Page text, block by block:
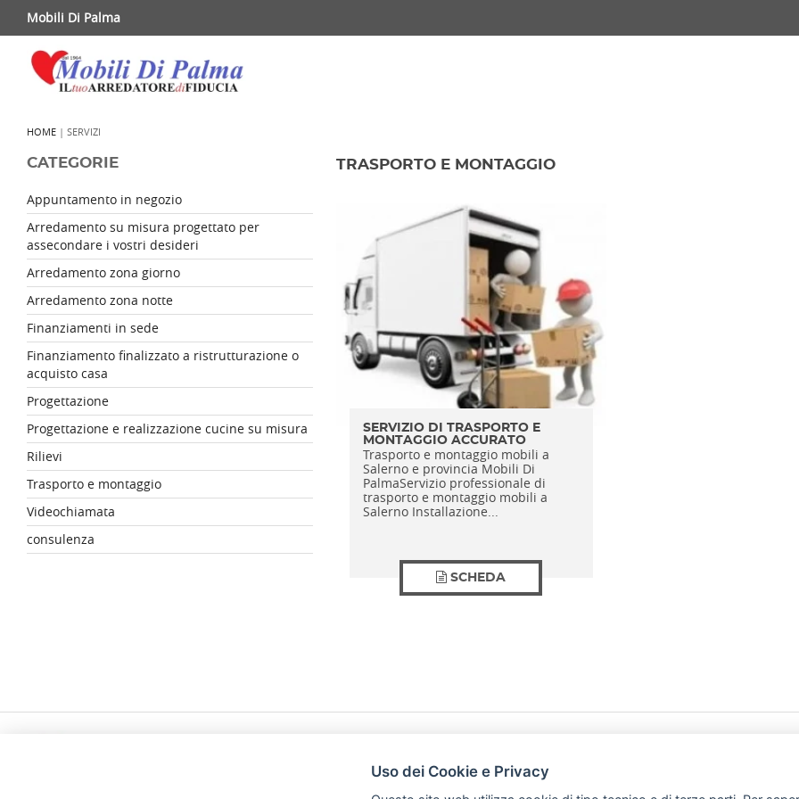
Mobili Di Palma
HOME | SERVIZI
CATEGORIE
Appuntamento in negozio
Arredamento su misura progettato per
assecondare i vostri desideri
Arredamento zona giorno
Arredamento zona notte
Finanziamenti in sede
Finanziamento finalizzato a ristrutturazione o
acquisto casa
Progettazione
Progettazione e realizzazione cucine su misura
Rilievi
Trasporto e montaggio
Videochiamata
consulenza
TRASPORTO E MONTAGGIO
SERVIZIO DI TRASPORTO E
MONTAGGIO ACCURATO
Trasporto e montaggio mobili a
Salerno e provincia Mobili Di
PalmaServizio professionale di
trasporto e montaggio mobili a
Salerno Installazione...
SCHEDA
Uso dei Cookie e Privacy